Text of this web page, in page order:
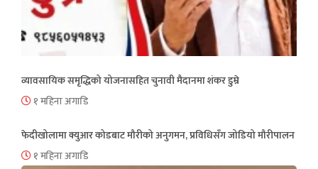
व्यावसायिक समृद्धिको योजनासहित चुनावी मैदानमा शंकर डुम्रे
१ महिना अगाडि
फेदीखोलामा क्युआर कोडबाट मौरीको अनुगमन, प्रविधिसँग जोडियो मौरीपालन
१ महिना अगाडि